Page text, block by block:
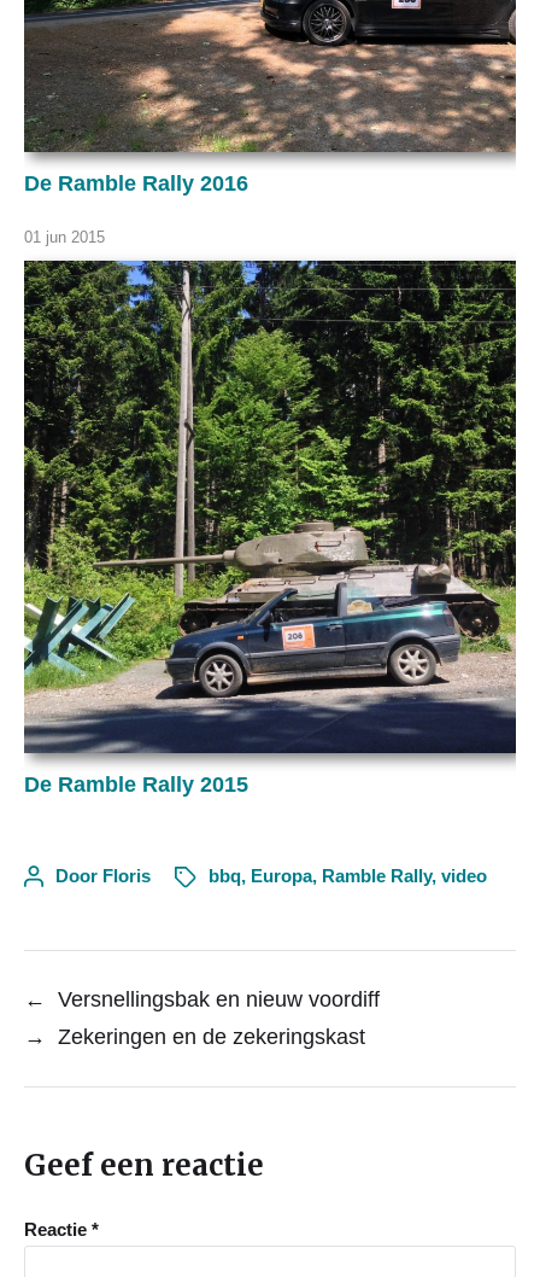
De Ramble Rally 2016
01 jun 2015
De Ramble Rally 2015
Door Floris bbq, Europa, Ramble Rally, video
←
Versnellingsbak en nieuw voordiff
→
Zekeringen en de zekeringskast
Geef een reactie
Reactie *